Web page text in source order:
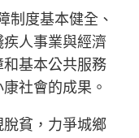
度基本健全、
人事業與經濟
基本公共服務
社會的成果。
貧，力爭城鄉